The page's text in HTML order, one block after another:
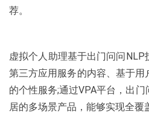
荐。
虚拟个人助理基于出门问问
第三方应用服务的内容、基于
的个性服务;通过VPA平台，出
居的多场景产品，能够实现全覆